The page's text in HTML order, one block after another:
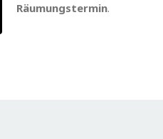
Räumungstermin.